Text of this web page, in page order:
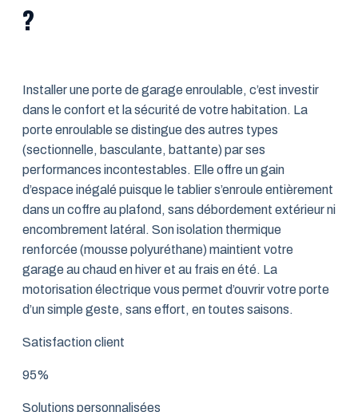
?
Installer une porte de garage enroulable, c’est investir
dans le confort et la sécurité de votre habitation. La
porte enroulable se distingue des autres types
(sectionnelle, basculante, battante) par ses
performances incontestables. Elle offre un gain
d’espace inégalé puisque le tablier s’enroule entièrement
dans un coffre au plafond, sans débordement extérieur ni
encombrement latéral. Son isolation thermique
renforcée (mousse polyuréthane) maintient votre
garage au chaud en hiver et au frais en été. La
motorisation électrique vous permet d’ouvrir votre porte
d’un simple geste, sans effort, en toutes saisons.
Satisfaction client
95%
Solutions personnalisées